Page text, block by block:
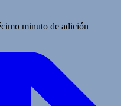
minuto de adición